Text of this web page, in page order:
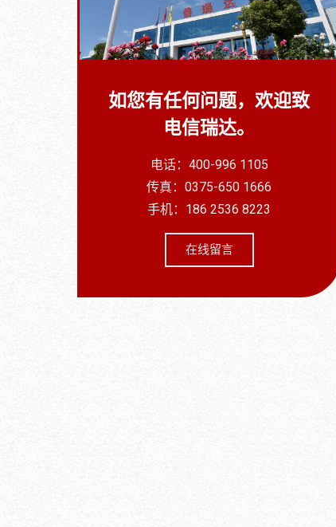
如您有任何问题，欢迎致
电信瑞达。
电话：400-996 1105
传真：0375-650 1666
手机：186 2536 8223
在线留言